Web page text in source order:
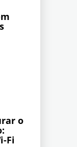
o
Fi